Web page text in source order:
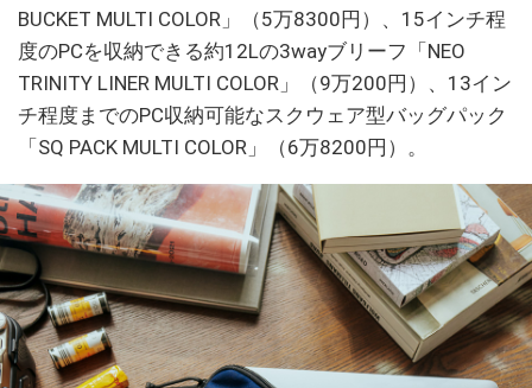
BUCKET MULTI COLOR」（5万8300円）、15インチ程
度のPCを収納できる約12Lの3wayブリーフ「NEO
TRINITY LINER MULTI COLOR」（9万200円）、13イン
チ程度までのPC収納可能なスクウェア型バッグパック
「SQ PACK MULTI COLOR」（6万8200円）。